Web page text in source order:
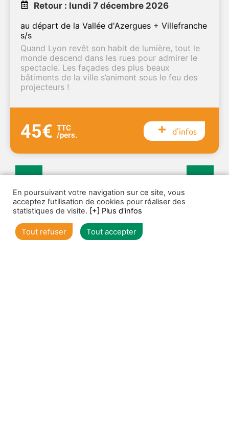
Retour : lundi 7 décembre 2026
au départ de la Vallée d'Azergues + Villefranche
s/s
Quand Lyon revêt son habit de lumière, tout le
monde descend dans les rues pour admirer le
spectacle. Les façades des plus beaux
bâtiments de la ville s’animent sous le feu des
projecteurs !
45€ TTC
/pers. d'infos
Voir toutes nos offres individuels
En poursuivant votre navigation sur ce site, vous
acceptez l’utilisation de cookies pour réaliser des
statistiques de visite. [+] Plus d'infos
Tout refuser Tout accepter